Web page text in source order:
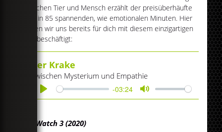
zwischen Tier und Mensch erzählt der preisüberhäufte
Film in 85 spannenden, wie emotionalen Minuten. Hier
haben wir uns bereits für dich mit diesem einzigartigen
Tier beschäftigt:
Der Krake
Zwischen Mysterium und Empathie
Play
-03:24
Mute
SeaWatch 3 (2020)